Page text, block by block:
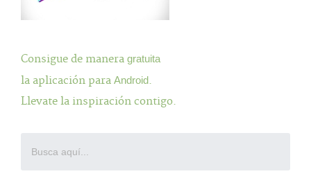
Consigue de manera gratuita
la aplicación para Android.
Llevate la inspiración contigo.